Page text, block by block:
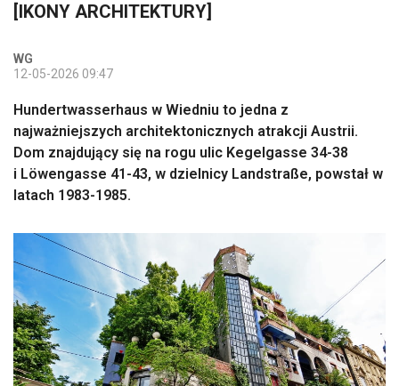
[IKONY ARCHITEKTURY]
WG
12-05-2026 09:47
Hundertwasserhaus w Wiedniu to jedna z
najważniejszych architektonicznych atrakcji Austrii.
Dom znajdujący się na rogu ulic Kegelgasse 34-38
i Löwengasse 41-43, w dzielnicy Landstraße, powstał w
latach 1983-1985.